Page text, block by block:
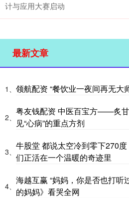
计与应用大赛启动
最新文章
1、 领航配资 “餐饮业一夜间再无大
2、
粤友钱配资 中医百宝方——炙
见“心病”的重点方剂
3、
牛股堂 都说太空冷到零下270
们正活在一个温暖的奇迹里
4、
海越互赢 “妈妈，你是否也打听
的妈妈》看哭全网